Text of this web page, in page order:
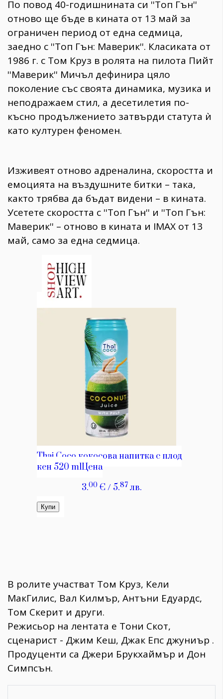
По повод 40-годишнината си ''Топ Гън''
отново ще бъде в кината от 13 май за
ограничен период от една седмица,
заедно с ''Топ Гън: Маверик''. Класиката от
1986 г. с Том Круз в ролята на пилота Пийт
''Маверик'' Мичъл дефинира цяло
поколение със своята динамика, музика и
неподражаем стил, а десетилетия по-
късно продължението затвърди статута ѝ
като културен феномен.
Изживеят отново адреналина, скоростта и
емоцията на въздушните битки – така,
както трябва да бъдат видени – в кината.
Усетете скоростта с ''Топ Гън'' и ''Топ Гън:
Маверик'' – отново в кината и IMAX от 13
май, само за една седмица.
В ролите участват Том Круз, Кели
МакГилис, Вал Килмър, Антъни Едуардс,
Том Скерит и други.
Режисьор на лентата е Тони Скот,
сценарист - Джим Кеш, Джак Епс джуниър .
Продуценти са Джери Брукхаймър и Дон
Симпсън.